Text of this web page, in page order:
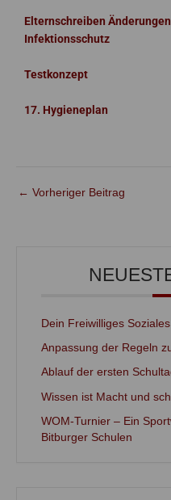
Elternschreiben
Infektionsschutz
Testkonzept
17. Hygieneplan
← Vorheriger Beitrag
Dein Freiwilliges
Anpassung der Regeln
Ablauf der ersten
Wissen ist Macht und
WOM-Turnier – Ein
Bitburger Schulen